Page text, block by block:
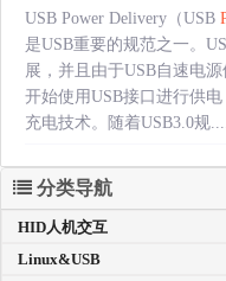
USB Power Delivery（USB
是USB重要的规范之一。
展，并且由于USB自速电
开始使用USB接口进行供
充电技术。随着USB3.0规
分类导航
HID人机交互
Linux&USB